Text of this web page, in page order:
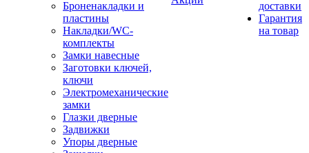
Броненакладки и
пластины
Накладки/WC-
комплекты
Замки навесные
Заготовки ключей,
ключи
Электромеханические
замки
Глазки дверные
Задвижки
Упоры дверные
доставки
Гарантия
на товар